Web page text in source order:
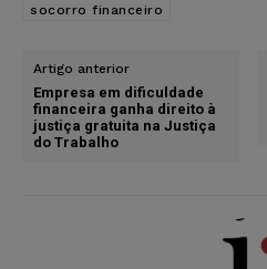
socorro financeiro
Artigo anterior
Empresa em dificuldade
financeira ganha direito à
justiça gratuita na Justiça
do Trabalho